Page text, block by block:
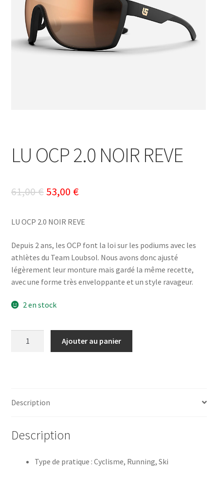
LU OCP 2.0 NOIR REVE
61,00€Le
initial
était :
61,00 €.
53,00 €Le
actuel
est :
53,00 €.
LU OCP 2.0 NOIR REVE
Depuis 2 ans, les OCP font la loi sur les podiums avec les
athlètes du Team Loubsol. Nous avons donc ajusté
légèrement leur monture mais gardé la même recette,
avec une forme très enveloppante et un style ravageur.
2 en stock
REVE
Ajouter au panier
Description
Description
Type de pratique : Cyclisme, Running, Ski